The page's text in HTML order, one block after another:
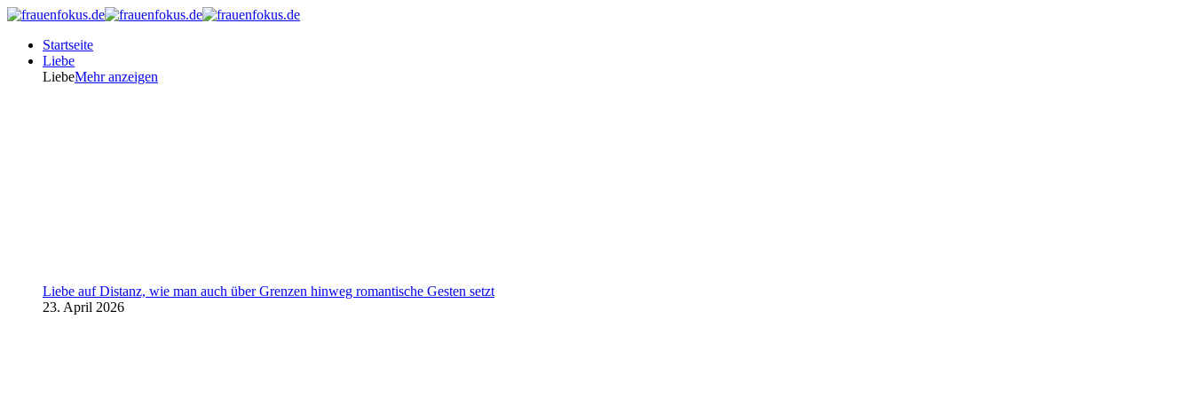
Startseite
Liebe
LiebeMehr anzeigen
Liebe auf Distanz, wie man auch über Grenzen hinweg romantische Gesten setzt
23. April 2026